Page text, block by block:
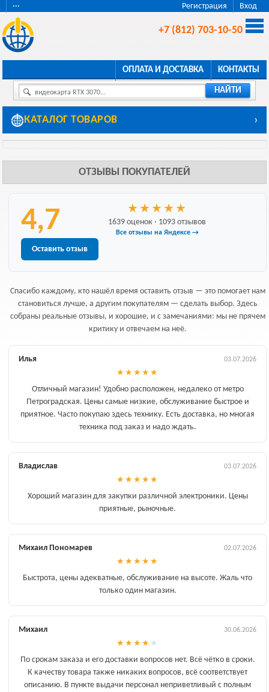
Регистрация Вход
···
+7 (812) 703-10-50
ОПЛАТА И ДОСТАВКА КОНТАКТЫ
видеокарта RTX 3070... НАЙТИ
КАТАЛОГ ТОВАРОВ ›
ОТЗЫВЫ ПОКУПАТЕЛЕЙ
4,7 ★ ★ ★ ★ ★
1639 оценок · 1093 отзывов
Все отзывы на Яндексе →
Оставить отзыв
Спасибо каждому, кто нашёл время оставить отзыв — это помогает нам
становиться лучше, а другим покупателям — сделать выбор. Здесь
собраны реальные отзывы, и хорошие, и с замечаниями: мы не прячем
критику и отвечаем на неё.
Илья 03.07.2026
★ ★ ★ ★ ★
Отличный магазин! Удобно расположен, недалеко от метро
Петроградская. Цены самые низкие, обслуживание быстрое и
приятное. Часто покупаю здесь технику. Есть доставка, но многая
техника под заказ и надо ждать.
Владислав 03.07.2026
★ ★ ★ ★ ★
Хороший магазин для закупки различной электроники. Цены
приятные, рыночные.
Михаил Пономарев 02.07.2026
★ ★ ★ ★ ★
Быстрота, цены адекватные, обслуживание на высоте. Жаль что
только один магазин.
Михаил 30.06.2026
★ ★ ★ ★ ★
По срокам заказа и его доставки вопросов нет. Всё чётко в сроки.
К качеству товара также никаких вопросов, всё соответствует
описанию. В пункте выдачи персонал неприветливый с полным